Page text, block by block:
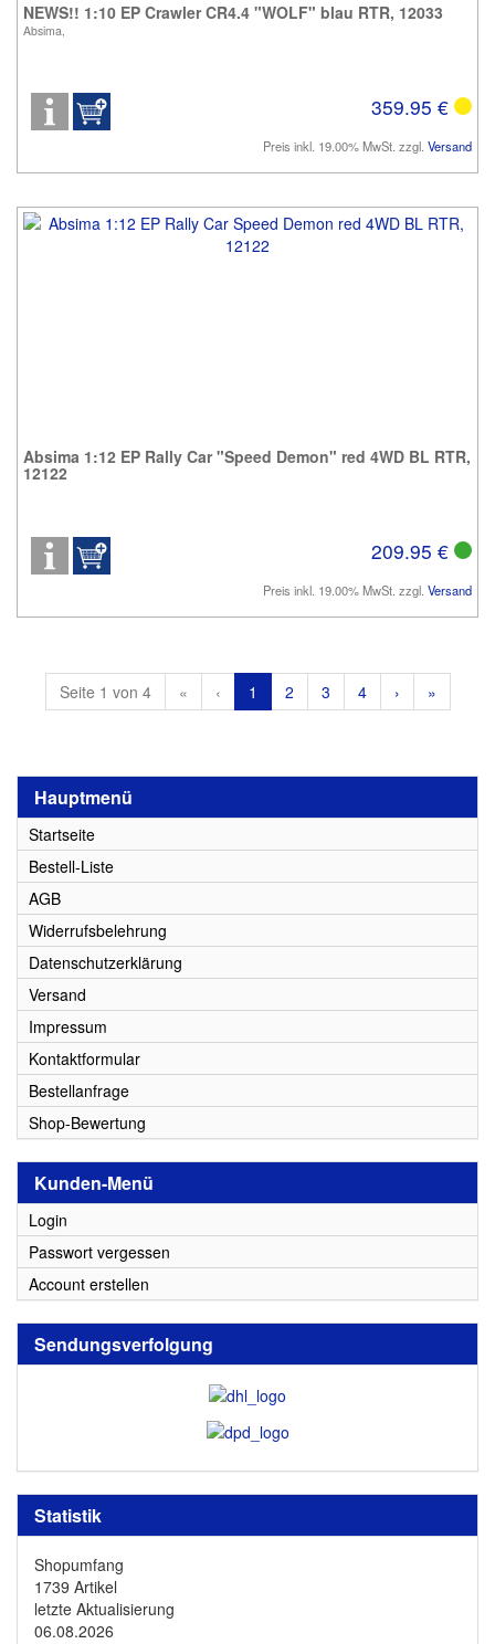
NEWS!! 1:10 EP Crawler CR4.4 "WOLF" blau RTR, 12033
Absima,
359.95 €
Preis inkl. 19.00% MwSt. zzgl. Versand
Absima 1:12 EP Rally Car "Speed Demon" red 4WD BL RTR,
12122
209.95 €
Preis inkl. 19.00% MwSt. zzgl. Versand
Seite 1 von 4 « ‹ 1 2 3 4 › »
Hauptmenü
Startseite
Bestell-Liste
AGB
Widerrufsbelehrung
Datenschutzerklärung
Versand
Impressum
Kontaktformular
Bestellanfrage
Shop-Bewertung
Kunden-Menü
Login
Passwort vergessen
Account erstellen
Sendungsverfolgung
Statistik
Shopumfang
1739 Artikel
letzte Aktualisierung
06.08.2026